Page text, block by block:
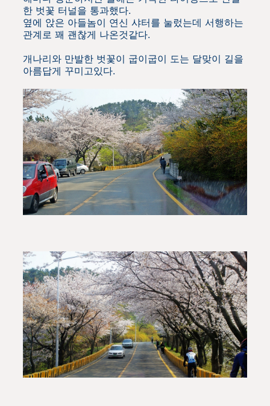
한 벗꽃 터널을 통과했다.
옆에 앉은 아들놈이 연신 샤터를 눌렀는데 서행하는
관계로 꽤 괜찮게 나온것같다.
개나리와 만발한 벗꽃이 굽이굽이 도는 달맞이 길을
아름답게 꾸미고있다.